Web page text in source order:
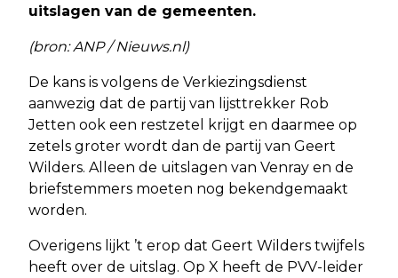
uitslagen van de gemeenten.
(bron: ANP / Nieuws.nl)
De kans is volgens de Verkiezingsdienst
aanwezig dat de partij van lijsttrekker Rob
Jetten ook een restzetel krijgt en daarmee op
zetels groter wordt dan de partij van Geert
Wilders. Alleen de uitslagen van Venray en de
briefstemmers moeten nog bekendgemaakt
worden.
Overigens lijkt ’t erop dat Geert Wilders twijfels
heeft over de uitslag. Op X heeft de PVV-leider